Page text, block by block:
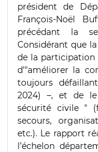
président de
François-Noël
précédant la
Considérant que
de la participation
d’"améliorer la
toujours
2024) –, et de
sécurité civile "
secours,
etc.). Le rapport
l’échelon